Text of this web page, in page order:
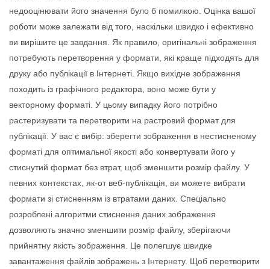
недооцінювати його значення було б помилкою. Оцінка вашої
роботи може залежати від того, наскільки швидко і ефективно
ви вирішите це завдання. Як правило, оригінальні зображення
потребують перетворення у формати, які краще підходять для
друку або публікації в Інтернеті. Якщо вихідне зображення
походить із графічного редактора, воно може бути у
векторному форматі. У цьому випадку його потрібно
растеризувати та перетворити на растровий формат для
публікації. У вас є вибір: зберегти зображення в нестисненому
форматі для оптимальної якості або конвертувати його у
стиснутий формат без втрат, щоб зменшити розмір файлу. У
певних контекстах, як-от веб-публікація, ви можете вибрати
формати зі стисненням із втратами даних. Спеціально
розроблені алгоритми стиснення даних зображення
дозволяють значно зменшити розмір файлу, зберігаючи
прийнятну якість зображення. Це полегшує швидке
завантаження файлів зображень з Інтернету. Щоб перетворити